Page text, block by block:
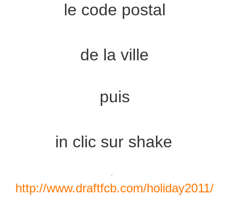
le code postal
de la ville
puis
in clic sur shake
.
http://www.draftfcb.com/holiday2011/